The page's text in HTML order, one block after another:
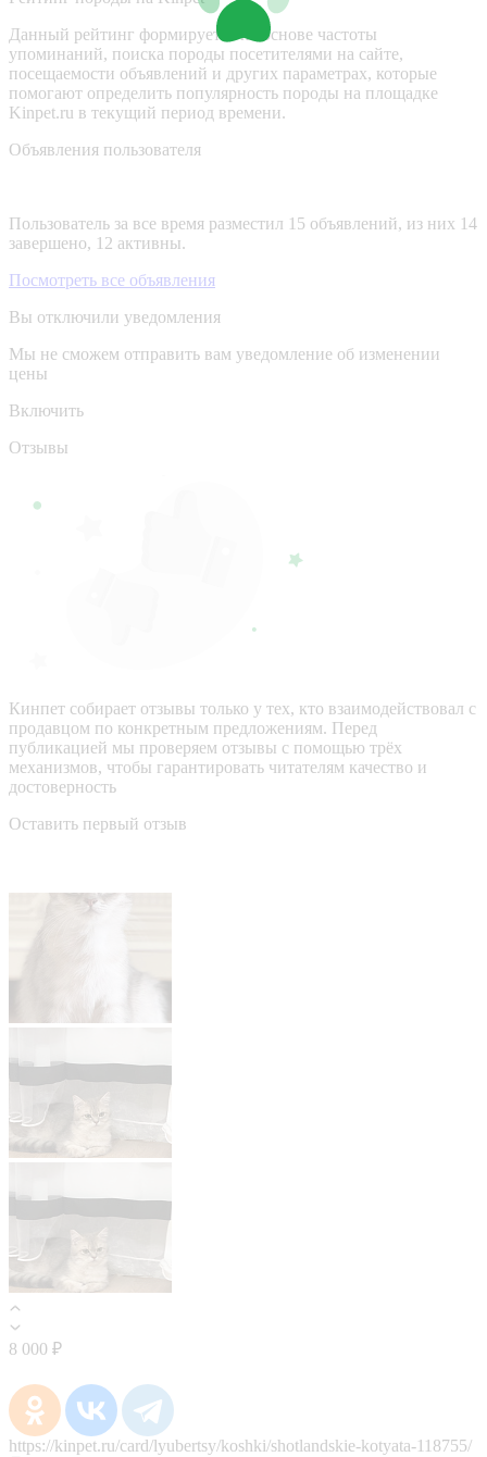
Данный рейтинг формируется на основе частоты
упоминаний, поиска породы посетителями на сайте,
посещаемости объявлений и других параметрах, которые
помогают определить популярность породы на площадке
Kinpet.ru в текущий период времени.
Объявления пользователя
Пользователь за все время разместил 15 объявлений, из них 14
завершено, 12 активны.
Посмотреть все объявления
Вы отключили уведомления
Мы не сможем отправить вам уведомление об изменении
цены
Включить
Отзывы
Кинпет собирает отзывы только у тех, кто взаимодействовал с
продавцом по конкретным предложениям. Перед
публикацией мы проверяем отзывы с помощью трёх
механизмов, чтобы гарантировать читателям качество и
достоверность
Оставить первый отзыв
8 000 ₽
https://kinpet.ru/card/lyubertsy/koshki/shotlandskie-kotyata-118755/